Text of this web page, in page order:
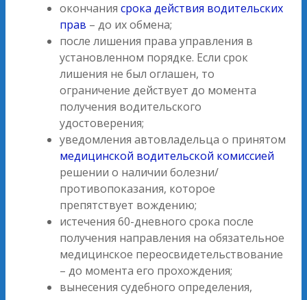
окончаниясрока действия водительских
прав – до их обмена;
после лишения права управления в
установленном порядке. Если срок
лишения не был оглашен, то
ограничение действует до момента
получения водительского
удостоверения;
уведомления автовладельца о принятом
медицинской водительской комиссией
решении о наличии болезни/
противопоказания, которое
препятствует вождению;
истечения 60-дневного срока после
получения направления на обязательное
медицинское переосвидетельствование
– до момента его прохождения;
вынесения судебного определения,